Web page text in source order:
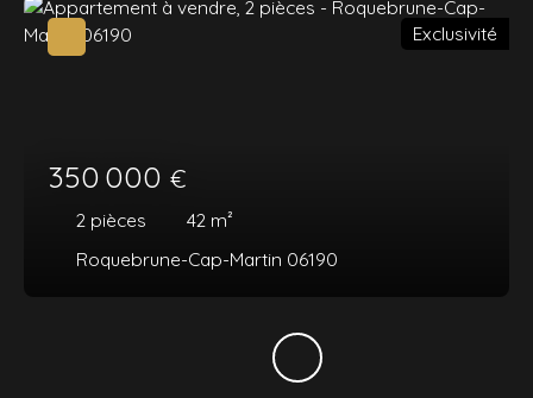
350 000 €
2 pièces 42 m²
Roquebrune-Cap-Martin 06190
Exclusivité